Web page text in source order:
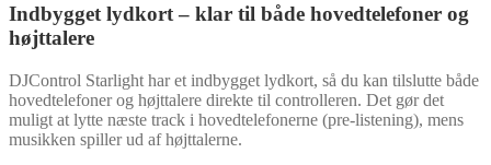
Indbygget lydkort – klar til både hovedtelefoner og
højttalere
DJControl Starlight har et indbygget lydkort, så du kan tilslutte både
hovedtelefoner og højttalere direkte til controlleren. Det gør det
muligt at lytte næste track i hovedtelefonerne (pre-listening), mens
musikken spiller ud af højttalerne.